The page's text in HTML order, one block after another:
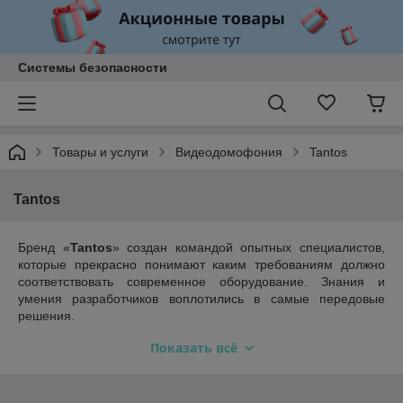
Системы безопасности
Товары и услуги Видеодомофония Tantos
Tantos
Бренд «Tantos» создан командой опытных специалистов,
которые прекрасно понимают каким требованиям должно
соответствовать современное оборудование. Знания и
умения разработчиков воплотились в самые передовые
решения.
Чтобы стать «Tantos», оборудованию необходимо отвечать
следующим требованиям:
Показать всё